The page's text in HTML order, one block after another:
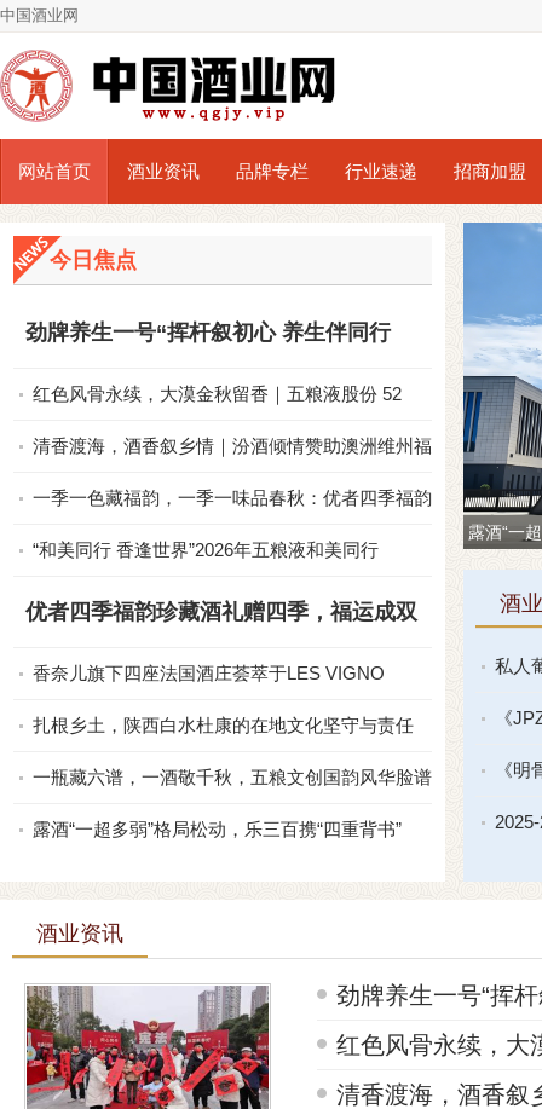
中国酒业网
网站首页 酒业资讯 品牌专栏 行业速递 招商加盟
今日焦点
劲牌养生一号“挥杆叙初心 养生伴同行
红色风骨永续，大漠金秋留香｜五粮液股份 52
清香渡海，酒香叙乡情｜汾酒倾情赞助澳洲维州福建
一季一色藏福韵，一季一味品春秋：优者四季福韵珍
“和美同行 香逢世界”2026年五粮液和美同行
优者四季福韵珍藏酒礼赠四季，福运成双
香奈儿旗下四座法国酒庄荟萃于LES VIGNO
扎根乡土，陕西白水杜康的在地文化坚守与责任
一瓶藏六谱，一酒敬千秋，五粮文创国韵风华脸谱纪
露酒“一超多弱”格局松动，乐三百携“四重背书”
从“酒圣
酒
私人
《
《
酒业资讯
劲牌养生一号“挥
红色风骨永续，大
清香渡海，酒香叙